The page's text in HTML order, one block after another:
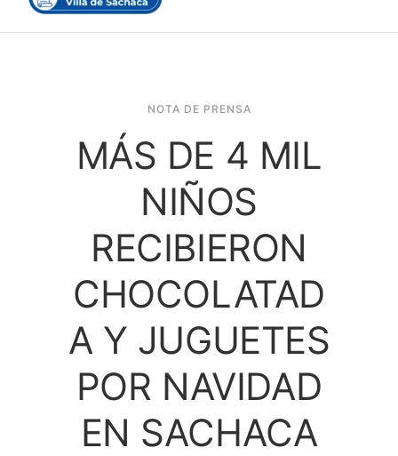
NOTA DE PRENSA
MÁS DE 4 MIL
NIÑOS
RECIBIERON
CHOCOLATAD
A Y JUGUETES
POR NAVIDAD
EN SACHACA